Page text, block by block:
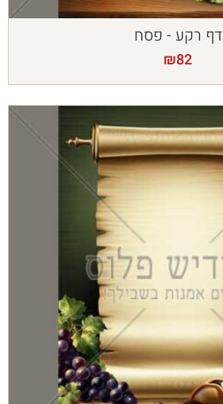
דף רקע - פסח
₪82